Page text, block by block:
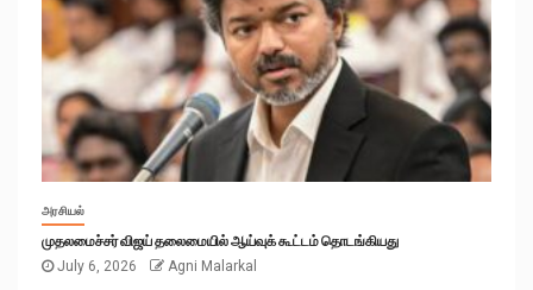
அரசியல்
முதலமைச்சர் விஜய் தலைமையில் ஆய்வுக் கூட்டம் தொடங்கியது
July 6, 2026
Agni Malarkal